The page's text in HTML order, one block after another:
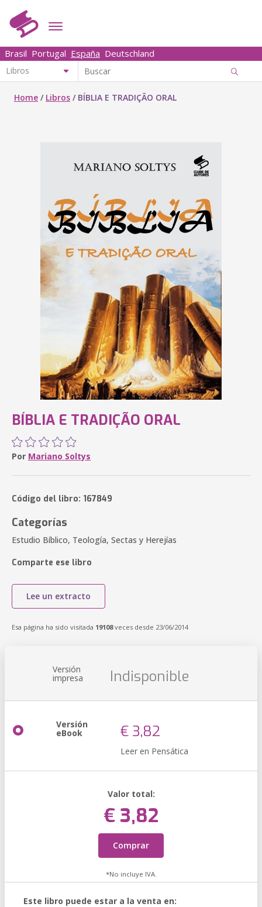
Brasil Portugal España Deutschland
Home / Libros / BÍBLIA E TRADIÇÃO ORAL
BÍBLIA E TRADIÇÃO ORAL
Por Mariano Soltys
Código del libro: 167849
Categorías
Estudio Bíblico, Teología, Sectas y Herejías
Comparte ese libro
Lee un extracto
Esa página ha sido visitada 19108veces desde 23/06/2014
Versión
impresa Indisponible
Versión
eBook € 3,82
Leer en Pensática
Valor total:
€ 3,82
Comprar
*No incluye IVA.
Este libro puede estar a la venta en: